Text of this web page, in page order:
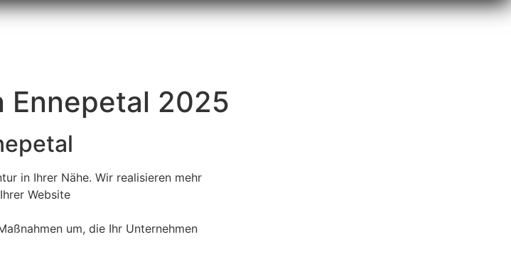
Ennepetal 2025
um, die Ihr Unternehmen